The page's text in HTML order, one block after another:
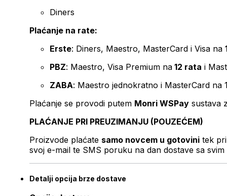
Diners
Plaćanje na rate:
Erste: Diners, Maestro, MasterCard i Visa na
PBZ: Maestro, Visa Premium na 12 rata i
ZABA: Maestro jednokratno i MasterCard na
Plaćanje se provodi putem Monri WSPay sustava
PLAĆANJE PRI PREUZIMANJU (POUZEĆEM)
Proizvode plaćate samo novcem u gotovini tek
svoj e-mail te SMS poruku na dan dostave sa svim
Detalji opcija brze dostave